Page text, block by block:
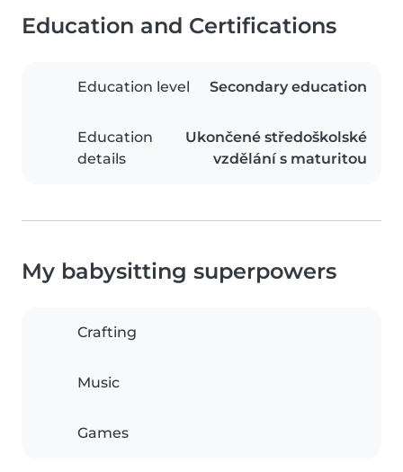
Education and Certifications
Education level Secondary education
Education
details
Ukončené středoškolské
vzdělání s maturitou
My babysitting superpowers
Crafting
Music
Games